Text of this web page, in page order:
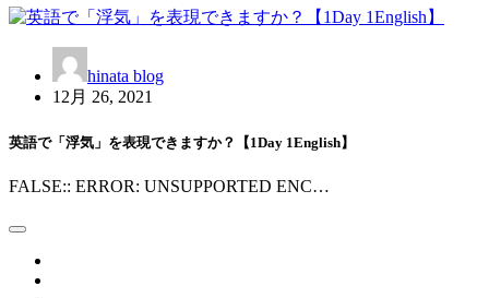
シ
hinata blog
12月 26, 2021
英語で「浮気」を表現できますか？【1Day 1English】
FALSE:: ERROR: UNSUPPORTED ENC…